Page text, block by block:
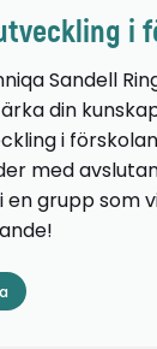
i
Sandell
din
i
med
en grupp som